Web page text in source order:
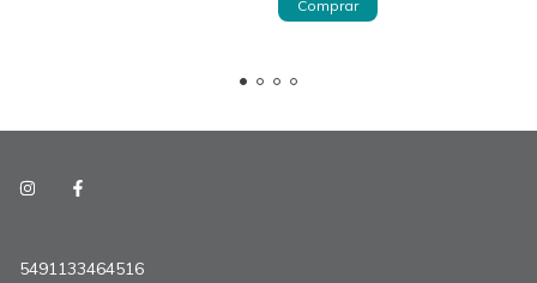
5491133464516